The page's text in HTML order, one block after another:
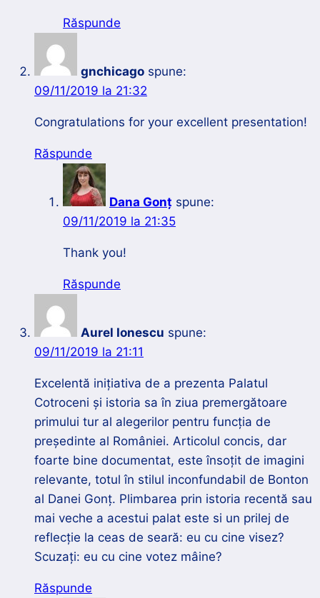
Răspunde
gnchicago spune:
09/11/2019 la 21:32
Congratulations for your excellent presentation!
Răspunde
Dana Gonț spune:
09/11/2019 la 21:35
Thank you!
Răspunde
Aurel Ionescu spune:
09/11/2019 la 21:11
Excelentă inițiativa de a prezenta Palatul
Cotroceni și istoria sa în ziua premergătoare
primului tur al alegerilor pentru funcția de
președinte al României. Articolul concis, dar
foarte bine documentat, este însoțit de imagini
relevante, totul în stilul inconfundabil de Bonton
al Danei Gonț. Plimbarea prin istoria recentă sau
mai veche a acestui palat este si un prilej de
reflecție la ceas de seară: eu cu cine visez?
Scuzați: eu cu cine votez mâine?
Răspunde